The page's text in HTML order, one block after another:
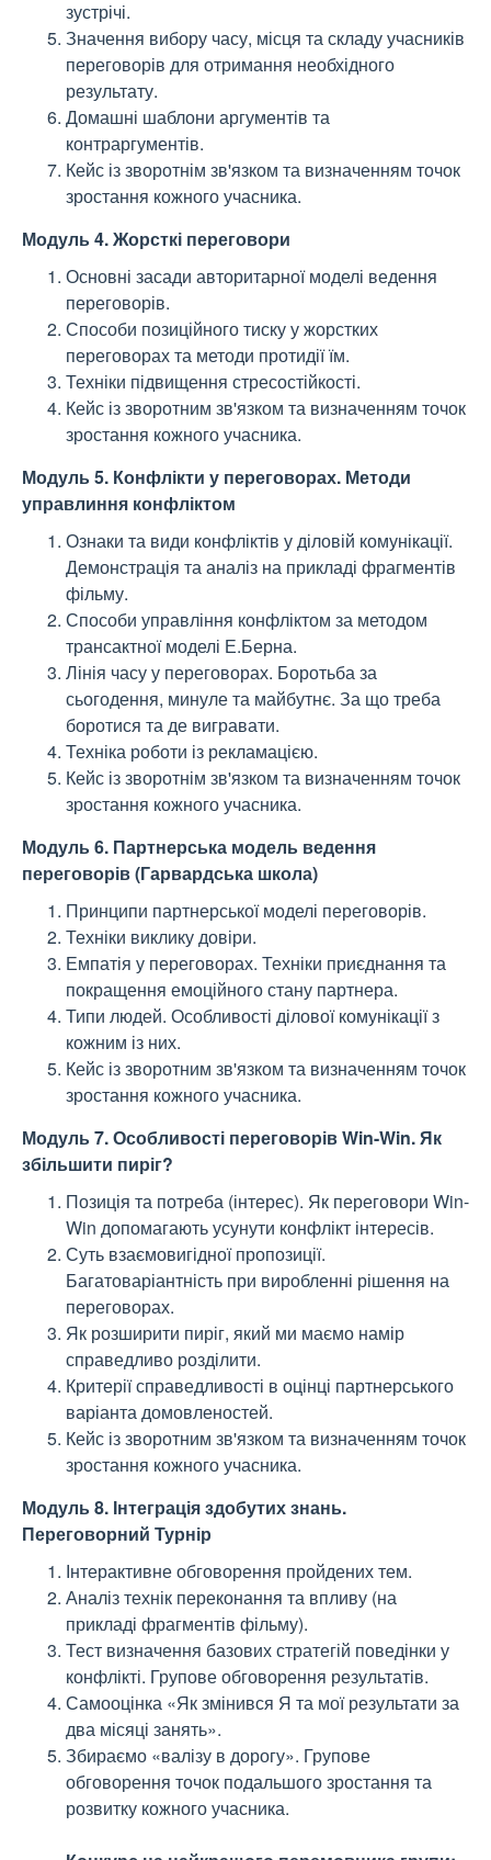
зустрічі.
Значення вибору часу, місця та складу учасників
переговорів для отримання необхідного
результату.
Домашні шаблони аргументів та
контраргументів.
Кейс із зворотнім зв'язком та визначенням точок
зростання кожного учасника.
Модуль 4. Жорсткі переговори
Основні засади авторитарної моделі ведення
переговорів.
Способи позиційного тиску у жорстких
переговорах та методи протидії їм.
Техніки підвищення стресостійкості.
Кейс із зворотним зв'язком та визначенням точок
зростання кожного учасника.
Модуль 5. Конфлікти у переговорах. Методи
управлиння конфліктом
Ознаки та види конфліктів у діловій комунікації.
Демонстрація та аналіз на прикладі фрагментів
фільму.
Способи управління конфліктом за методом
трансактної моделі Е.Берна.
Лінія часу у переговорах. Боротьба за
сьогодення, минуле та майбутнє. За що треба
боротися та де вигравати.
Техніка роботи із рекламацією.
Кейс із зворотнім зв'язком та визначенням точок
зростання кожного учасника.
Модуль 6. Партнерська модель ведення
переговорів (Гарвардська школа)
Принципи партнерської моделі переговорів.
Техніки виклику довіри.
Емпатія у переговорах. Техніки приєднання та
покращення емоційного стану партнера.
Типи людей. Особливості ділової комунікації з
кожним із них.
Кейс із зворотним зв'язком та визначенням точок
зростання кожного учасника.
Модуль 7. Особливості переговорів Win-Win. Як
збільшити пиріг?
Позиція та потреба (інтерес). Як переговори Win-
Win допомагають усунути конфлікт інтересів.
Суть взаємовигідної пропозиції.
Багатоваріантність при виробленні рішення на
переговорах.
Як розширити пиріг, який ми маємо намір
справедливо розділити.
Критерії справедливості в оцінці партнерського
варіанта домовленостей.
Кейс із зворотним зв'язком та визначенням точок
зростання кожного учасника.
Модуль 8. Інтеграція здобутих знань.
Переговорний Турнір
Інтерактивне обговорення пройдених тем.
Аналіз технік переконання та впливу (на
прикладі фрагментів фільму).
Тест визначення базових стратегій поведінки у
конфлікті. Групове обговорення результатів.
Самооцінка «Як змінився Я та мої результати за
два місяці занять».
Збираємо «валізу в дорогу». Групове
обговорення точок подальшого зростання та
розвитку кожного учасника.